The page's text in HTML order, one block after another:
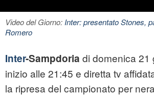
Video del Giorno:Inter: presentato Stones,
Romero
Inter-Sampdoria di domenica 21
inizio alle 21:45 e diretta tv
la ripresa del campionato per